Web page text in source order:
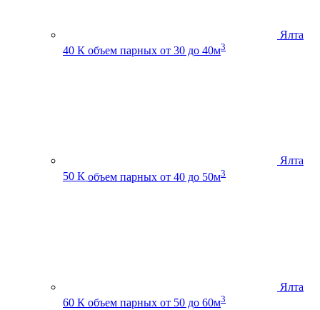
Ялта
40 К объем парных от 30 до 40м3
Ялта
50 К объем парных от 40 до 50м3
Ялта
60 К объем парных от 50 до 60м3